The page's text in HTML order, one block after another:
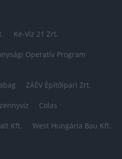
Ke-Víz 21 Zrt.
Operatív Program
ZÁÉV Építőipari Zrt.
Colas
Kft. West Hungária Bau Kft.